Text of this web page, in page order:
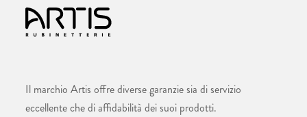
Il marchio Artis offre diverse garanzie sia di servizio
eccellente che di affidabilità dei suoi prodotti.